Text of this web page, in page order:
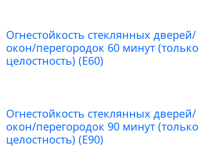
Огнестойкость стеклянных дверей/
окон/перегородок 60 минут (только
целостность) (E60)
Огнестойкость стеклянных дверей/
окон/перегородок 90 минут (только
целостность) (E90)